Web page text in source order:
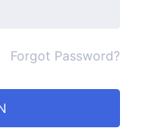
Forgot Password?